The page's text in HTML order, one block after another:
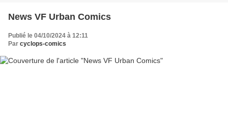
News VF Urban Comics
Publié le 04/10/2024 à 12:11
Par cyclops-comics